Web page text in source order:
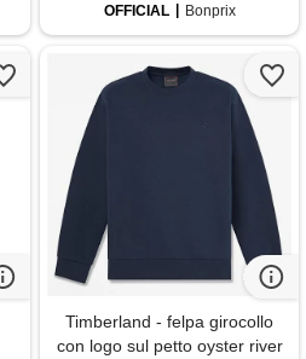
OFFICIAL
Bonprix
Timberland - felpa girocollo
con logo sul petto oyster river